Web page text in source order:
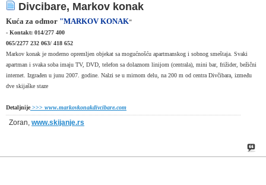
Divcibare, Markov konak
Kuća za odmor "MARKOV KONAK"
- Kontakt: 014/277 400
065/2277 232 063/ 418 652
Markov konak je moderno opremljen objekat sa mogućnošću apartmanskog i sobnog smeštaja. Svaki
apartman i svaka soba imaju TV, DVD, telefon sa dolaznom linijom (centrala), mini bar, frižider, bežični
internet. Izgrađen u junu 2007. godine. Nalzi se u mirnom delu, na 200 m od centra Divčibara, između
dve skijaške staze
Detaljnije >>> www.markovkonakdivcibare.com
Zoran, www.skijanje.rs